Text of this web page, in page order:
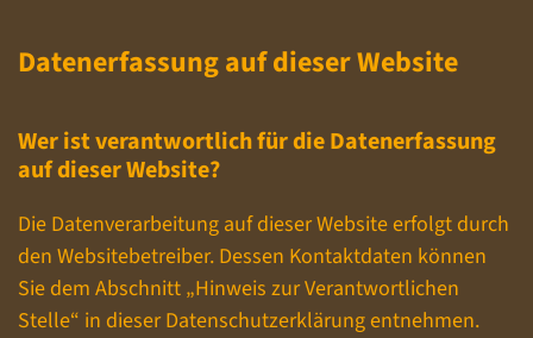
Datenerfassung auf dieser Website
Wer ist verantwortlich für die Datenerfassung
auf dieser Website?
Die Datenverarbeitung auf dieser Website erfolgt durch
den Websitebetreiber. Dessen Kontaktdaten können
Sie dem Abschnitt „Hinweis zur Verantwortlichen
Stelle“ in dieser Datenschutzerklärung entnehmen.